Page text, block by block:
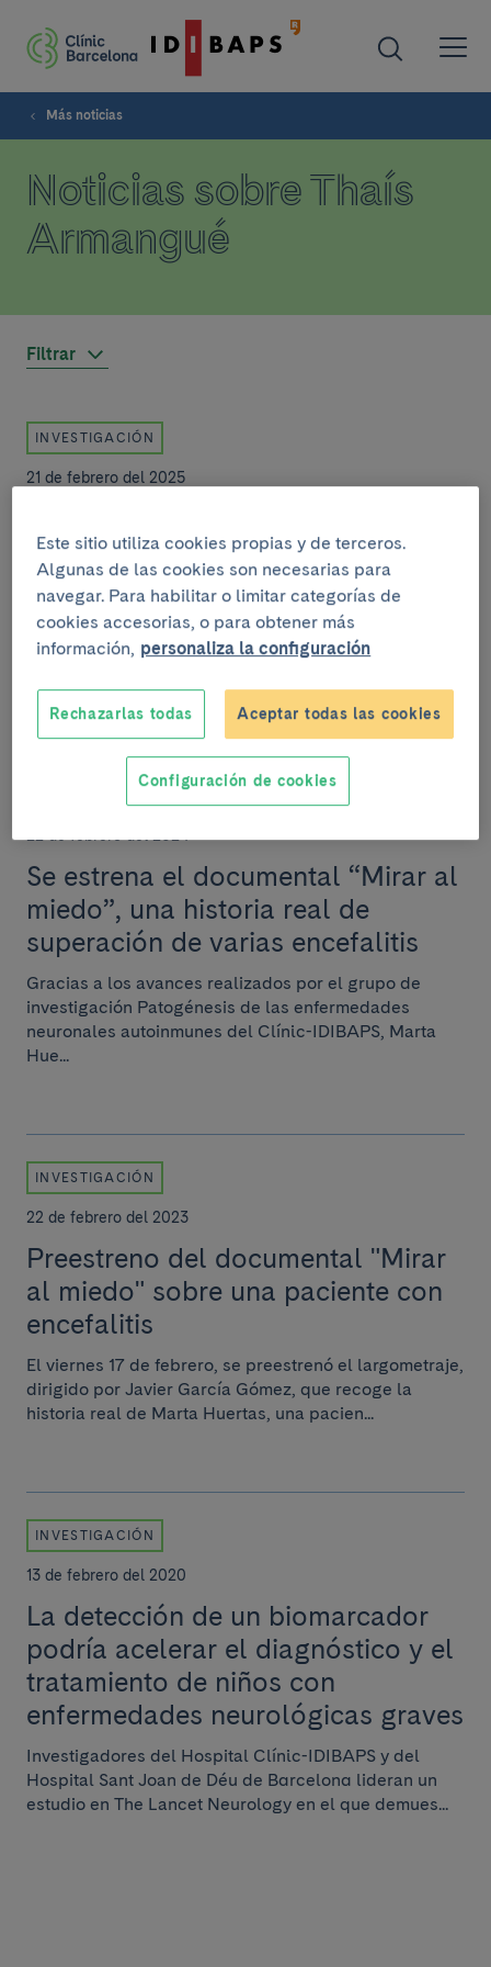
Más noticias
Noticias sobre Thaís
Armangué
Filtrar
INVESTIGACIÓN
21 de febrero del 2025
diagnósticos de la encefalitis
autoinmune en edad pediátrica
Un equipo del Clínic-IDIBAPS y del Hospital Sant Joan
de Déu Barcelona ha comprobado que los dos
Se estrena el documental “Mirar al
miedo”, una historia real de
superación de varias encefalitis
Gracias a los avances realizados por el grupo de
investigación Patogénesis de las enfermedades
neuronales autoinmunes del Clínic-IDIBAPS, Marta
Hue...
INVESTIGACIÓN
22 de febrero del 2023
Preestreno del documental "Mirar
al miedo" sobre una paciente con
encefalitis
El viernes 17 de febrero, se preestrenó el largometraje,
dirigido por Javier García Gómez, que recoge la
historia real de Marta Huertas, una pacien...
INVESTIGACIÓN
13 de febrero del 2020
La detección de un biomarcador
podría acelerar el diagnóstico y el
tratamiento de niños con
enfermedades neurológicas graves
Investigadores del Hospital Clínic-IDIBAPS y del
Hospital Sant Joan de Déu de Barcelona lideran un
estudio en The Lancet Neurology en el que demues...
Este sitio utiliza cookies propias y de terceros.
Algunas de las cookies son necesarias para
navegar. Para habilitar o limitar categorías de
cookies accesorias, o para obtener más
información, personaliza la configuración
Rechazarlas todas Aceptar todas las cookies
Configuración de cookies